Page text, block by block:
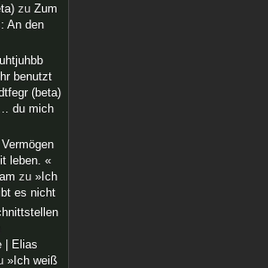
zu Zum
An den
benutzt
(beta)
du mich
leben. «
zu »Ich
es nicht
| Elias
»Ich weiß